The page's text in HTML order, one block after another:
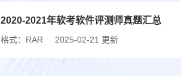
2020-2021年软考软件评测师真题汇总
格式：RAR 2025-02-21 更新